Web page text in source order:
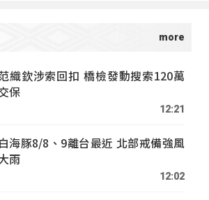
織欽涉索回扣 橋檢發動搜索120萬
保
12:21
白海豚8/8、9離台最近 北部戒備強風
雨
12:02